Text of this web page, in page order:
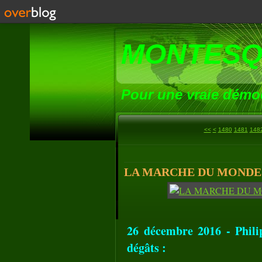
Pour une vraie
<< < 1400
1410
1420
1430
1440
1450
1460
1470
1480 1481
LA MARCHE DU
26 décembre 2016 -
dégâts :